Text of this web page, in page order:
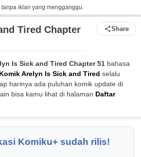
iklan yang mengganggu.
Tired Chapter
Share
Is Sick and Tired Chapter 51 bahasa
Komik Arelyn Is Sick and Tired selalu
harinya ada puluhan komik update di
bisa kamu lihat di halaman Daftar
Komiku+ sudah rilis!